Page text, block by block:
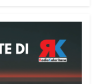
del
è molto più di
è un’opportunità per
servizio, linguaggio
diverse».